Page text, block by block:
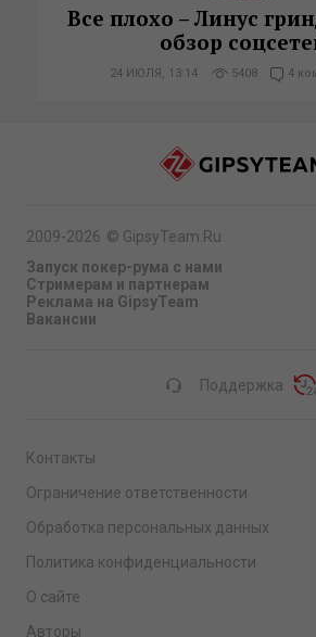
Все плохо – Линус
обзор
24 ИЮЛЯ, 13:14 5408 4
Поддержка
2009-2026 © GipsyTeam.Ru
Запуск покер-рума с нами
Стримерам и партнерам
Реклама на GipsyTeam
Вакансии
Контакты
Ограничение ответственности
Обработка персональных данных
Политика конфиденциальности
О сайте
Авторы